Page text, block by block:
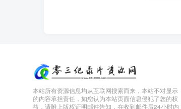
本站所有资源信息均从互联网搜索而来，本站不对显示
的内容承担责任，如您认为本站页面信息侵犯了您的权
益，请附上版权证明邮件告知，在收到邮件后24小时内